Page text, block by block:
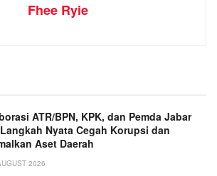
Fhee Ryie
ATR/BPN, KPK, dan Pemda Jabar
Nyata Cegah Korupsi dan
Aset Daerah
2026